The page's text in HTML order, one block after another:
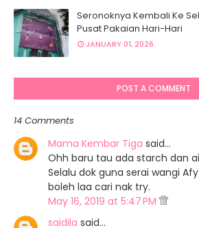
Seronoknya Kembali Ke
Pusat Pakaian Hari-Hari
JANUARY 01, 2026
POST A COMMENT
14 Comments
Mama Kembar Tiga said…
Ohh baru tau ada starch dan
Selalu dok guna serai wangi
boleh laa cari nak try.
May 16, 2019 at 5:47 PM
saidila said…